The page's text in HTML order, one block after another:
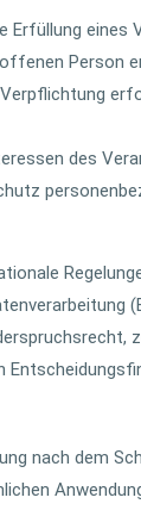
Erfüllung eines
Person
des
nach dem